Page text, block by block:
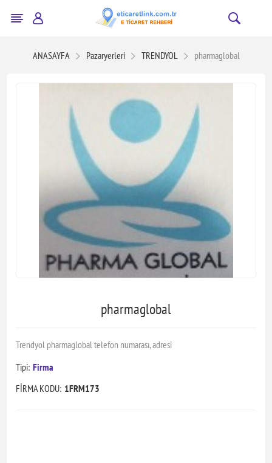
ANASAYFA Pazaryerleri TRENDYOL pharmaglobal
pharmaglobal
Trendyol pharmaglobal telefon numarası, adresi
Tipi: Firma
FİRMA KODU: 1FRM173